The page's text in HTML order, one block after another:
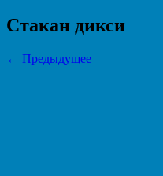
Стакан дикси
← Предыдущее